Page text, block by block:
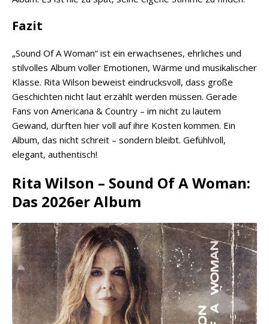
Fazit
„Sound Of A Woman“ ist ein erwachsenes, ehrliches und
stilvolles Album voller Emotionen, Wärme und musikalischer
Klasse. Rita Wilson beweist eindrucksvoll, dass große
Geschichten nicht laut erzählt werden müssen. Gerade
Fans von Americana & Country – im nicht zu lautem
Gewand, dürften hier voll auf ihre Kosten kommen. Ein
Album, das nicht schreit – sondern bleibt. Gefühlvoll,
elegant, authentisch!
Rita Wilson – Sound Of A Woman:
Das 2026er Album